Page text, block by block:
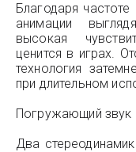
Благодаря
анимации
высокая
ценится в играх.
технология
при длительном
Погружающий звук
Два